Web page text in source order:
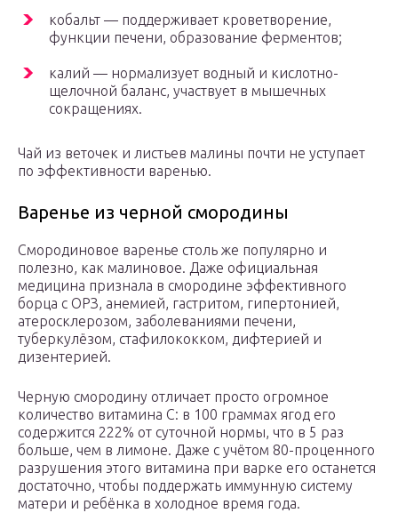
кобальт — поддерживает кроветворение,
функции печени, образование ферментов;
калий — нормализует водный и кислотно-
щелочной баланс, участвует в мышечных
сокращениях.
Чай из веточек и листьев малины почти не уступает
по эффективности варенью.
Варенье из черной смородины
Смородиновое варенье столь же популярно и
полезно, как малиновое. Даже официальная
медицина признала в смородине эффективного
борца с ОРЗ, анемией, гастритом, гипертонией,
атеросклерозом, заболеваниями печени,
туберкулёзом, стафилококком, дифтерией и
дизентерией.
Черную смородину отличает просто огромное
количество витамина С: в 100 граммах ягод его
содержится 222% от суточной нормы, что в 5 раз
больше, чем в лимоне. Даже с учётом 80-проценного
разрушения этого витамина при варке его останется
достаточно, чтобы поддержать иммунную систему
матери и ребёнка в холодное время года.